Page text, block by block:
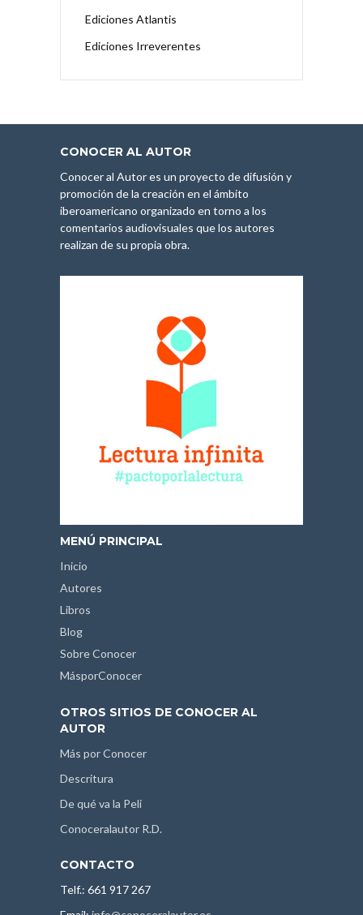
Ediciones Atlantis
Ediciones Irreverentes
CONOCER AL AUTOR
Conocer al Autor es un proyecto de difusión y
promoción de la creación en el ámbito
iberoamericano organizado en torno a los
comentarios audiovisuales que los autores
realizan de su propia obra.
MENÚ PRINCIPAL
Inicio
Autores
Libros
Blog
Sobre Conocer
MásporConocer
OTROS SITIOS DE CONOCER AL
AUTOR
Más por Conocer
Descritura
De qué va la Peli
Conoceralautor R.D.
CONTACTO
Telf.: 661 917 267